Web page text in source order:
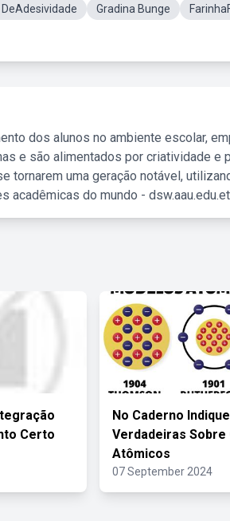
Gradina Bunge
dos alunos no ambiente escolar,
e são alimentados por criatividade e
tornarem uma geração notável,
do mundo -
Certo
No Caderno
Verdadeiras Sobre
Atômicos
07 September 2024